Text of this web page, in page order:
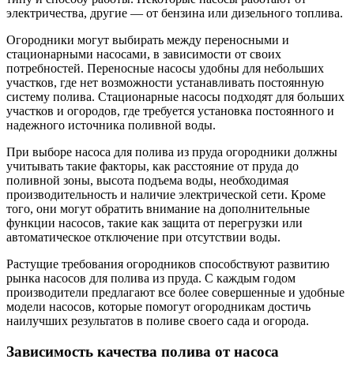
электричества, другие — от бензина или дизельного топлива.
Огородники могут выбирать между переносными и
стационарными насосами, в зависимости от своих
потребностей. Переносные насосы удобны для небольших
участков, где нет возможности устанавливать постоянную
систему полива. Стационарные насосы подходят для больших
участков и огородов, где требуется установка постоянного и
надежного источника поливной воды.
При выборе насоса для полива из пруда огородники должны
учитывать такие факторы, как расстояние от пруда до
поливной зоны, высота подъема воды, необходимая
производительность и наличие электрической сети. Кроме
того, они могут обратить внимание на дополнительные
функции насосов, такие как защита от перегрузки или
автоматическое отключение при отсутствии воды.
Растущие требования огородников способствуют развитию
рынка насосов для полива из пруда. С каждым годом
производители предлагают все более совершенные и удобные
модели насосов, которые помогут огородникам достичь
наилучших результатов в поливе своего сада и огорода.
Зависимость качества полива от насоса